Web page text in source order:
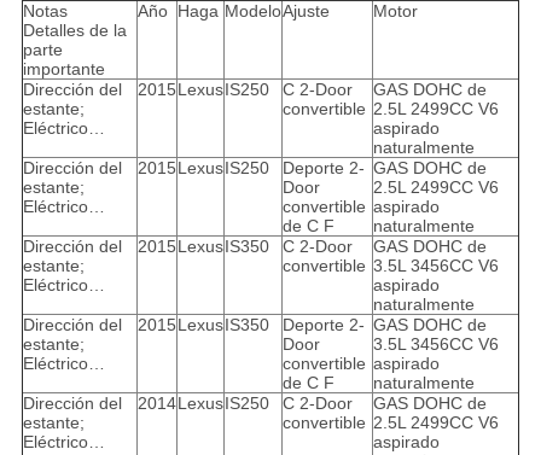
Notas
Detalles de la
parte
importante
Año Haga ModeloAjuste Motor
Dirección del
estante;
Eléctrico…
2015LexusIS250
C 2-Door
convertible
GAS DOHC de
2.5L 2499CC V6
aspirado
naturalmente
Dirección del
estante;
Eléctrico…
2015LexusIS250
Deporte 2-
Door
convertible
de C F
GAS DOHC de
2.5L 2499CC V6
aspirado
naturalmente
Dirección del
estante;
Eléctrico…
2015LexusIS350
C 2-Door
convertible
GAS DOHC de
3.5L 3456CC V6
aspirado
naturalmente
Dirección del
estante;
Eléctrico…
2015LexusIS350
Deporte 2-
Door
convertible
de C F
GAS DOHC de
3.5L 3456CC V6
aspirado
naturalmente
Dirección del
estante;
Eléctrico…
2014LexusIS250
C 2-Door
convertible
GAS DOHC de
2.5L 2499CC V6
aspirado